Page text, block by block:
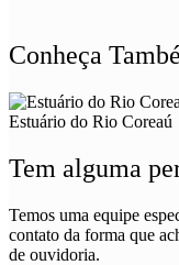
Conheça
Estuário do Rio Coreaú
Tem alguma
Temos uma equipe
contato da forma que
de ouvidoria.